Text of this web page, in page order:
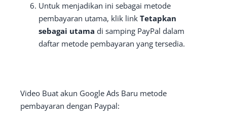
Untuk menjadikan ini sebagai metode
pembayaran utama, klik link Tetapkan
sebagai utama di samping PayPal dalam
daftar metode pembayaran yang tersedia.
Video Buat akun Google Ads Baru metode
pembayaran dengan Paypal: